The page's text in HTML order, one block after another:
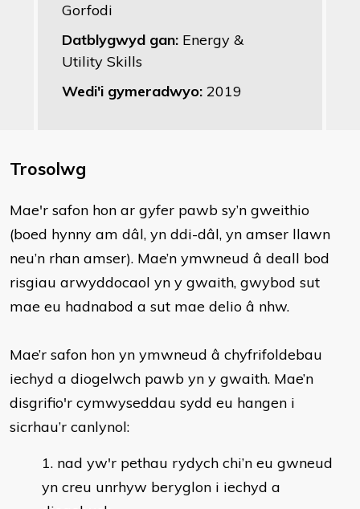
Gorfodi
Datblygwyd gan: Energy &
Utility Skills
Wedi'i gymeradwyo: 2019
Trosolwg
Mae'r safon hon ar gyfer pawb sy’n gweithio
(boed hynny am dâl, yn ddi-dâl, yn amser llawn
neu’n rhan amser). Mae’n ymwneud â deall bod
risgiau arwyddocaol yn y gwaith, gwybod sut
mae eu hadnabod a sut mae delio â nhw.
Mae’r safon hon yn ymwneud â chyfrifoldebau
iechyd a diogelwch pawb yn y gwaith. Mae’n
disgrifio'r cymwyseddau sydd eu hangen i
sicrhau’r canlynol:
nad yw'r pethau rydych chi’n eu gwneud
yn creu unrhyw beryglon i iechyd a